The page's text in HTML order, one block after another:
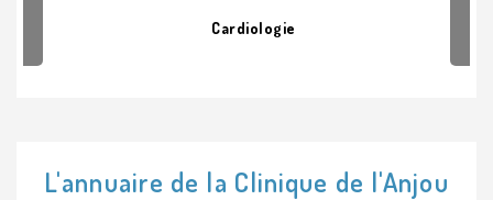
Cardiologie
L'annuaire de la Clinique de l'Anjou